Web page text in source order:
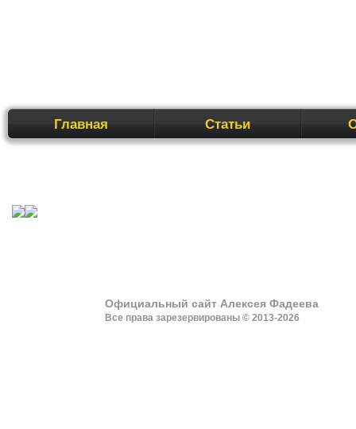
ПерейтиГлавная Статьи
Официальный сайт Алексея Фадеева
Все права зарезервированы © 2013-2026